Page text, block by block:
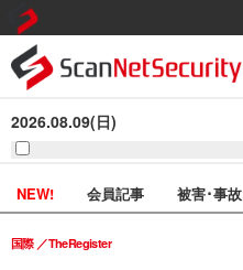
2026.08.09(日)
NEW! 会員記事 被害･事故
国際 TheRegister